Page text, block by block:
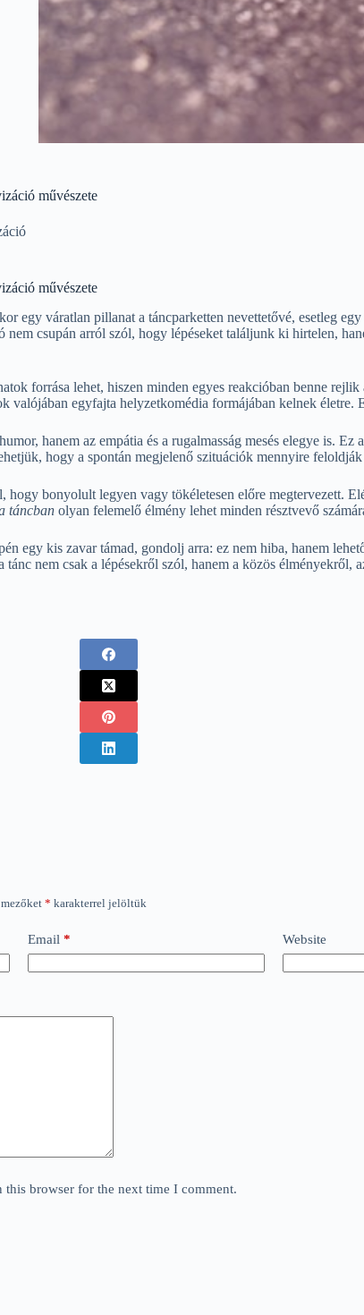
művészete
művészete
egy váratlan pillanat a táncparketten nevettetővé, esetleg
csupán arról szól, hogy lépéseket találjunk ki hirtelen,
forrása lehet, hiszen minden egyes reakcióban benne
valójában egyfajta helyzetkomédia formájában kelnek
hanem az empátia és a rugalmasság mesés elegye is.
hogy a spontán megjelenő szituációk mennyire
bonyolult legyen vagy tökéletesen előre megtervezett.
táncban olyan felemelő élmény lehet minden résztvevő
egy kis zavar támad, gondolj arra: ez nem hiba, hanem
tánc nem csak a lépésekről szól, hanem a közös
* karakterrel jelöltük
Email * Website
this browser for the next time I comment.